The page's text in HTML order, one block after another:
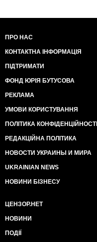
ПРО НАС
КОНТАКТНА ІНФОРМАЦІЯ
ПІДТРИМАТИ
ФОНД ЮРІЯ БУТУСОВА
РЕКЛАМА
УМОВИ КОРИСТУВАННЯ
ПОЛІТИКА КОНФІДЕНЦІЙНОСТІ
РЕДАКЦІЙНА ПОЛІТИКА
НОВОСТИ УКРАИНЫ И МИРА
UKRAINIAN NEWS
НОВИНИ БІЗНЕСУ
ЦЕНЗОР.НЕТ
НОВИНИ
ПОДІЇ